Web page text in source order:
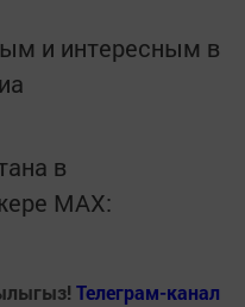
и интересным в
в
MАХ:
Телеграм-канал